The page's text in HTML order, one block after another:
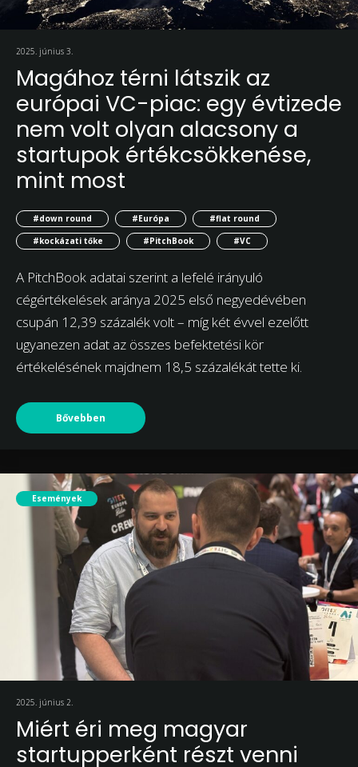
2025. június 3.
Magához térni látszik az
európai VC-piac: egy évtizede
nem volt olyan alacsony a
startupok értékcsökkenése,
mint most
#down round #Európa
#flat round
#kockázati tőke
#PitchBook #VC
A PitchBook adatai szerint a lefelé irányuló
cégértékelések aránya 2025 első negyedévében
csupán 12,39 százalék volt – míg két évvel ezelőtt
ugyanezen adat az összes befektetési kör
értékelésének majdnem 18,5 százalékát tette ki.
Bővebben
Események
2025. június 2.
Miért éri meg magyar
startupperként részt venni